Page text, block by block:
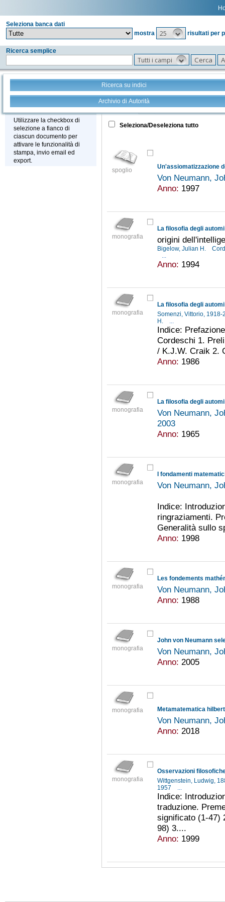
Seleziona banca dati
mostra
25 risultati per
Ricerca semplice
Tutti i campi
Ricerca su indici
Archivio di Autorità
Stampa - Email - Export
Utilizzare la checkbox di
selezione a fianco di
ciascun documento per
attivare le funzionalità di
stampa, invio email ed
export.
Tutto +
Seleziona/Deseleziona tutto
spoglio Un'assiomatizzazione
Von Neumann,
Anno: 1997
monografia
La filosofia degli automi
origini
Bigelow, Julian H.
...
Anno: 1994
monografia
La filosofia degli automi
Somenzi, Vittorio,
H.
...
Indice:
Cordeschi 1.
/ K.J.W. Craik 2.
Anno: 1986
monografia
La filosofia degli automi
Von Neumann,
2003
Anno: 1965
monografia
I fondamenti
Von Neumann,
Indice:
ringraziamenti.
Generalità sullo
Anno: 1998
monografia
Les fondements
Von Neumann,
Anno: 1988
monografia
John von Neumann
Von Neumann,
Anno: 2005
monografia
Von Neumann,
Anno: 2018
monografia
Osservazioni
Wittgenstein, Ludwig,
1957
...
Indice:
traduzione.
significato (1-47)
98) 3....
Anno: 1999